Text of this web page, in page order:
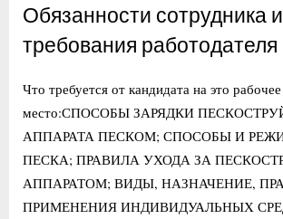
Обязанности сотрудника
требования работодателя
Что требуется от кандидата на это рабочее
место:СПОСОБЫ ЗАРЯДКИ
АППАРАТА ПЕСКОМ; СПОСОБЫ И
ПЕСКА; ПРАВИЛА УХОДА ЗА
АППАРАТОМ; ВИДЫ, НАЗНАЧЕНИЕ,
ПРИМЕНЕНИЯ ИНДИВИДУАЛЬНЫХ